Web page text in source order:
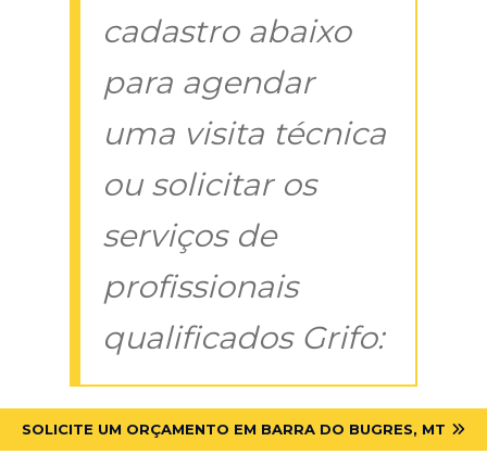
cadastro abaixo
para agendar
uma visita técnica
ou solicitar os
serviços de
profissionais
qualificados Grifo:
SOLICITE UM ORÇAMENTO EM BARRA DO BUGRES, MT